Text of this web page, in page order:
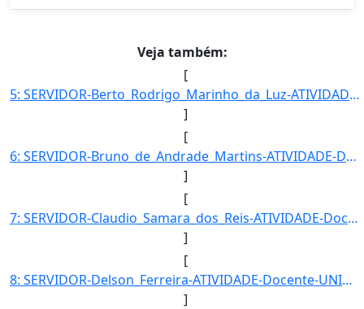
Veja também:
[
5: SERVIDOR-Berto_Rodrigo_Marinho_da_Luz-ATIVIDADE-Docente-UNIDADE_EM_EXERCICIO-UENS-HID-CARGO-Professo]
]
[
6: SERVIDOR-Bruno_de_Andrade_Martins-ATIVIDADE-Docente-UNIDADE_EM_EXERCICIO-UENS-HID-CARGO-Professor_do]
]
[
7: SERVIDOR-Claudio_Samara_dos_Reis-ATIVIDADE-Docente-UNIDADE_EM_EXERCICIO-UENS-HID-CARGO-Professor_do_]
]
[
8: SERVIDOR-Delson_Ferreira-ATIVIDADE-Docente-UNIDADE_EM_EXERCICIO-UENS-HID-CARGO-Professor_do_Ensino_B]
]